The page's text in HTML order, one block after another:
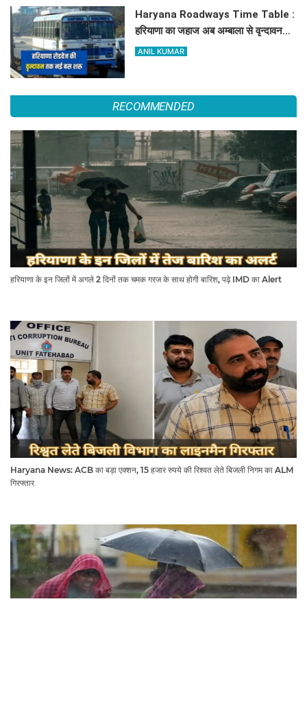
Haryana Roadways Time Table :
हरियाणा का जहाज अब अम्बाला से वृन्दावन
दौड़ेगा, मथुरा वालों को भी मिलेगा लाभ, देखें
ANIL KUMAR
RECOMMENDED
हरियाणा के इन जिलों में अगले 2 दिनों तक चमक गरज के साथ होगी बारिश, पढ़े IMD का Alert
Haryana News: ACB का बड़ा एक्शन, 15 हजार रुपये की रिश्वत लेते बिजली निगम का ALM
गिरफ्तार